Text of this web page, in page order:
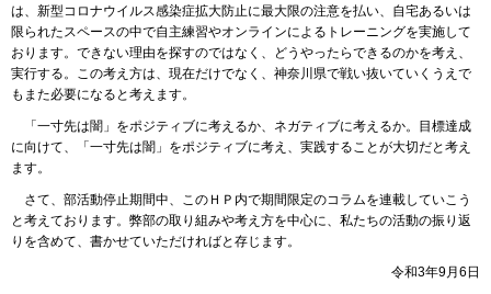
は、新型コロナウイルス感染症拡大防止に最大限の注意を払い、自宅あるいは
限られたスペースの中で自主練習やオンラインによるトレーニングを実施して
おります。できない理由を探すのではなく、どうやったらできるのかを考え、
実行する。この考え方は、現在だけでなく、神奈川県で戦い抜いていくうえで
もまた必要になると考えます。
「一寸先は闇」をポジティブに考えるか、ネガティブに考えるか。目標達成
に向けて、「一寸先は闇」をポジティブに考え、実践することが大切だと考え
ます。
さて、部活動停止期間中、このＨＰ内で期間限定のコラムを連載していこう
と考えております。弊部の取り組みや考え方を中心に、私たちの活動の振り返
りを含めて、書かせていただければと存じます。
令和3年9月6日